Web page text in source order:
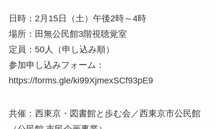
日時：2月15日（土）午後2時～4時
場所：田無公民館3階視聴覚室
定員：50人（申し込み順）
参加申し込みフォーム：
https://forms.gle/ki99XjmexSCf93pE9
共催：西東京・図書館と歩む会／西東京市公民館